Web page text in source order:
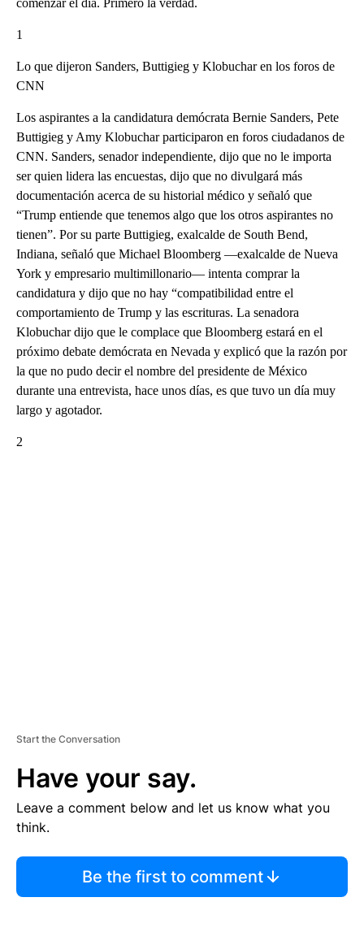
comenzar el día. Primero la verdad.
1
Lo que dijeron Sanders, Buttigieg y Klobuchar en los foros de
CNN
Los aspirantes a la candidatura demócrata Bernie Sanders, Pete
Buttigieg y Amy Klobuchar participaron en foros ciudadanos de
CNN. Sanders, senador independiente, dijo que no le importa
ser quien lidera las encuestas, dijo que no divulgará más
documentación acerca de su historial médico y señaló que
“Trump entiende que tenemos algo que los otros aspirantes no
tienen”. Por su parte Buttigieg, exalcalde de South Bend,
Indiana, señaló que Michael Bloomberg —exalcalde de Nueva
York y empresario multimillonario— intenta comprar la
candidatura y dijo que no hay “compatibilidad entre el
comportamiento de Trump y las escrituras. La senadora
Klobuchar dijo que le complace que Bloomberg estará en el
próximo debate demócrata en Nevada y explicó que la razón por
la que no pudo decir el nombre del presidente de México
durante una entrevista, hace unos días, es que tuvo un día muy
largo y agotador.
2
Start the Conversation
Have your say.
Leave a comment below and let us know what you
think.
Be the first to comment